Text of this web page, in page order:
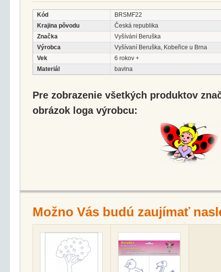
Kód
BRSMF22
Krajina pôvodu
Česká republika
Značka
Vyšívání Beruška
Výrobca
Vyšívaní Beruška, Kobeřice u Brna
Vek
6 rokov +
Materiál
bavlna
Pre zobrazenie všetkých produktov
obrázok loga výrobcu:
Možno Vás budú zaujímať